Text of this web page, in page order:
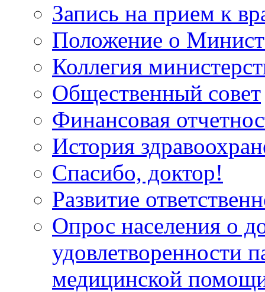
Запись на прием к
Положение о
Коллегия
Общественный совет
Финансовая
История
Спасибо, доктор!
Развитие
Опрос населения о
удовлетворенности
медицинской